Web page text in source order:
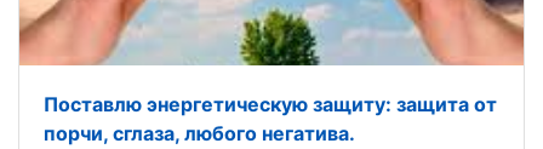
Поставлю энергетическую защиту: защита от
порчи, сглаза, любого негатива.